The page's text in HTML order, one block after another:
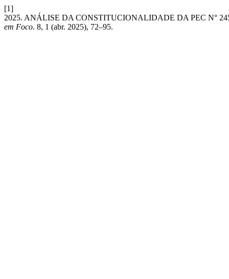
[1]
2025. ANÁLISE DA CONSTITUCIONALIDADE DA PEC N°
em Foco. 8, 1 (abr. 2025), 72–95.